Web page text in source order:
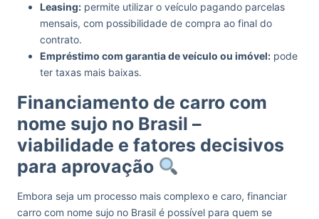
Leasing: permite utilizar o veículo pagando parcelas
mensais, com possibilidade de compra ao final do
contrato.
Empréstimo com garantia de veículo ou imóvel: pode
ter taxas mais baixas.
Financiamento de carro com
nome sujo no Brasil –
viabilidade e fatores decisivos
para aprovação
Embora seja um processo mais complexo e caro, financiar
carro com nome sujo no Brasil é possível para quem se